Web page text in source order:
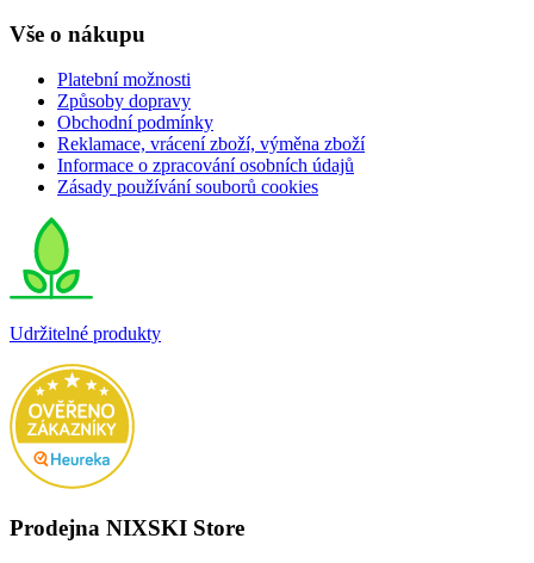
Vše o nákupu
Platební možnosti
Způsoby dopravy
Obchodní podmínky
Reklamace, vrácení zboží, výměna zboží
Informace o zpracování osobních údajů
Zásady používání souborů cookies
Udržitelné produkty
Prodejna NIXSKI Store